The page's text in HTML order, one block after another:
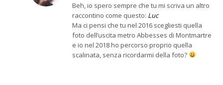
Beh, io spero sempre che tu mi scriva un altro
raccontino come questo: Luc
Ma ci pensi che tu nel 2016 scegliesti quella
foto dell’uscita metro Abbesses di Montmartre
e io nel 2018 ho percorso proprio quella
scalinata, senza ricordarmi della foto?